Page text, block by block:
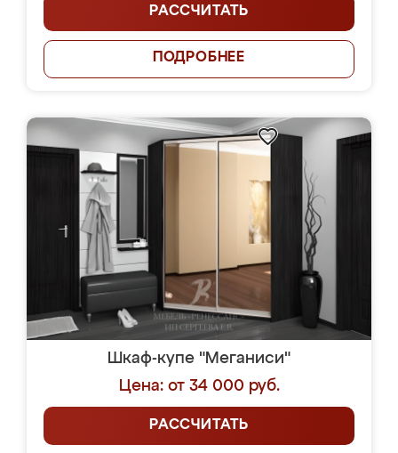
РАССЧИТАТЬ
ПОДРОБНЕЕ
Шкаф-купе "Меганиси"
Цена: от 34 000 руб.
РАССЧИТАТЬ